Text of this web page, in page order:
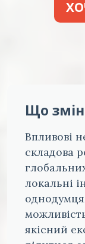
Що
Впливові
складова
локальні
якісний